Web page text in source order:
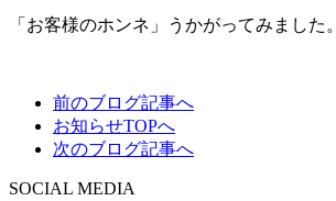
「お客様のホンネ」うかがってみました。
前のブログ記事へ
お知らせTOPへ
次のブログ記事へ
SOCIAL MEDIA